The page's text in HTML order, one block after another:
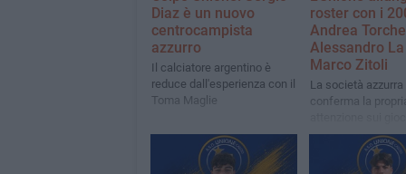
Diaz è un nuovo
centrocampista
azzurro
Il calciatore argentino è
reduce dall'esperienza con il
Toma Maglie
roster con i
Andrea
Alessandro
Marco Zitoli
La società azzurra
conferma la
giovani